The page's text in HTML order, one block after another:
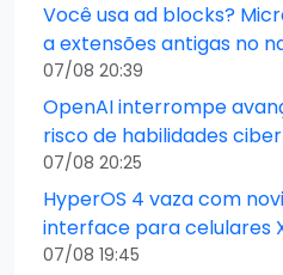
Você usa ad blocks?
a extensões antigas no
07/08 20:39
OpenAI interrompe
risco de habilidades
07/08 20:25
HyperOS 4 vaza com
interface para celulares
07/08 19:45